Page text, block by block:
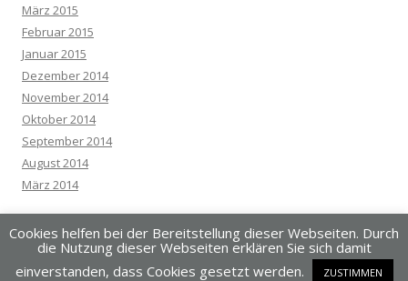
März 2015
Februar 2015
Januar 2015
Dezember 2014
November 2014
Oktober 2014
September 2014
August 2014
März 2014
Cookies helfen bei der Bereitstellung dieser Webseiten. Durch
die Nutzung dieser Webseiten erklären Sie sich damit
einverstanden, dass Cookies gesetzt werden.
ZUSTIMMEN